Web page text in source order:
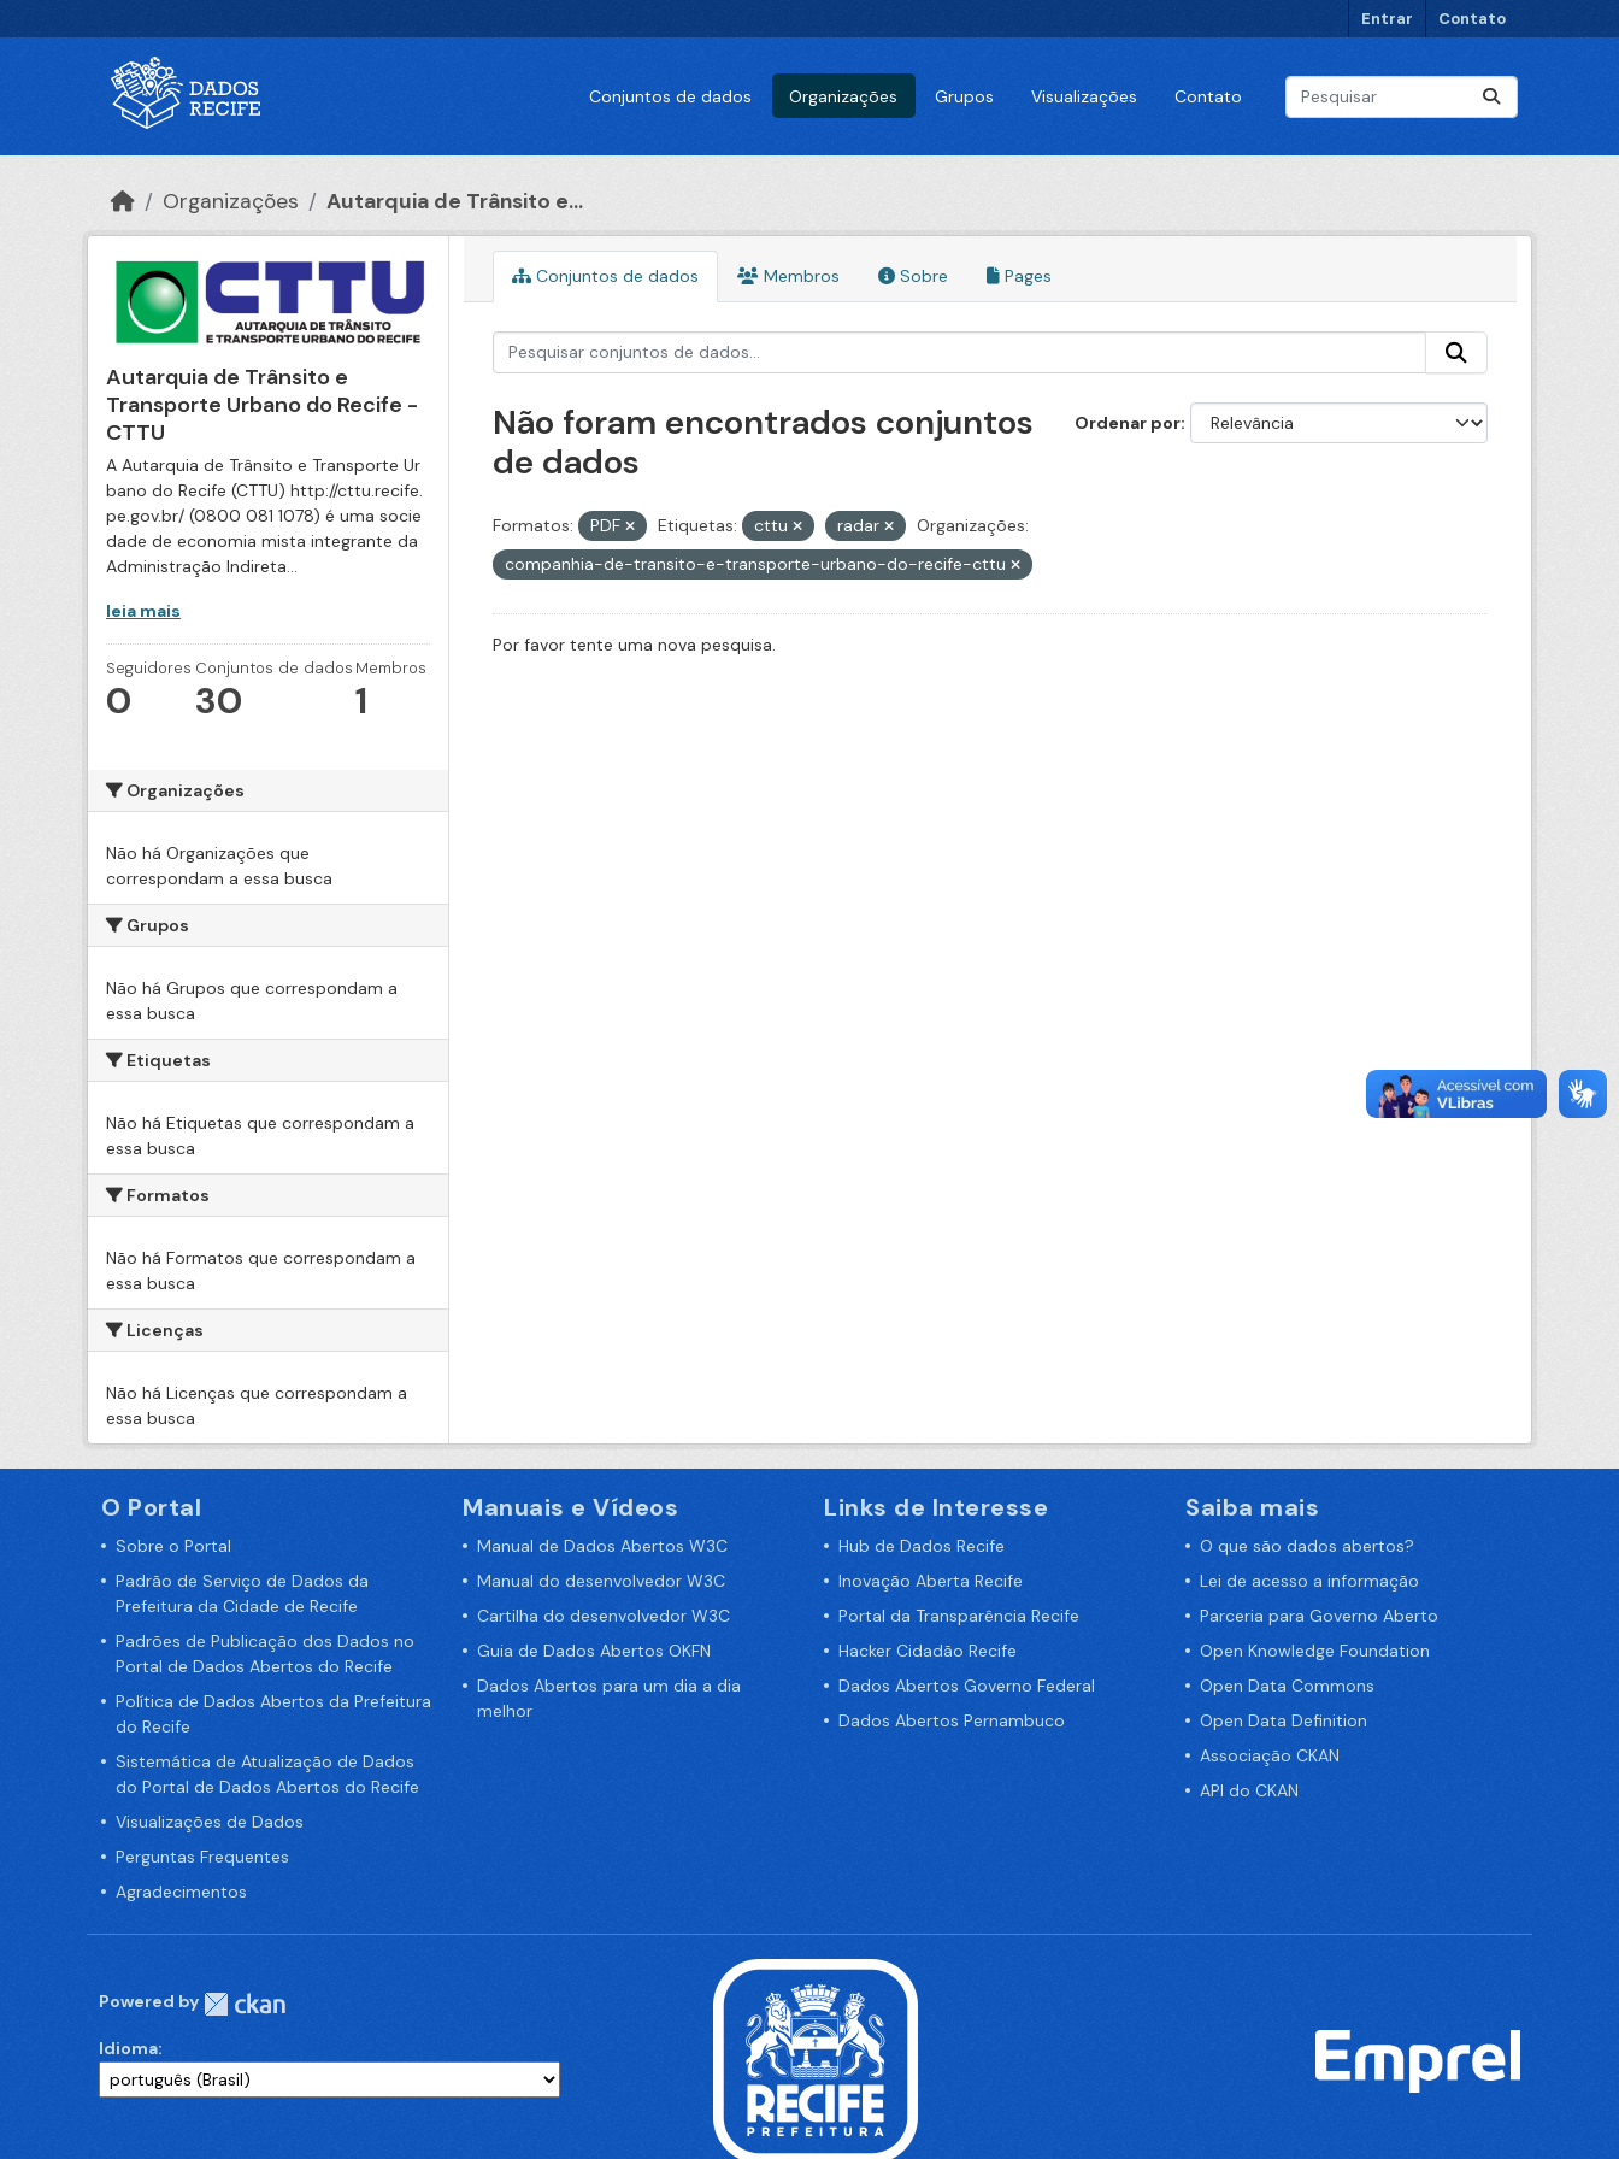
Entrar Contato
Conjuntos de dados Organizações Grupos Visualizações Contato
Organizações Autarquia de Trânsito e...
Autarquia de Trânsito e
Transporte Urbano do Recife -
CTTU
A Autarquia de Trânsito e Transporte Ur
bano do Recife (CTTU) http://cttu.recife.
pe.gov.br/ (0800 081 1078) é uma socie
dade de economia mista integrante da
Administração Indireta...
leia mais
Seguidores
0
Conjuntos de dados
30
Membros
1
Organizações
Não há Organizações que
correspondam a essa busca
Grupos
Não há Grupos que correspondam a
essa busca
Etiquetas
Não há Etiquetas que correspondam a
essa busca
Formatos
Não há Formatos que correspondam a
essa busca
Licenças
Não há Licenças que correspondam a
essa busca
Conjuntos de dados Membros Sobre Pages
Ordenar por
Não foram encontrados conjuntos
de dados
Formatos: PDF Etiquetas: cttu radar
Organizações:
companhia-de-transito-e-transporte-urbano-do-recife-cttu
Por favor tente uma nova pesquisa.
O Portal
Sobre o Portal
Padrão de Serviço de Dados da
Prefeitura da Cidade de Recife
Padrões de Publicação dos Dados no
Portal de Dados Abertos do Recife
Política de Dados Abertos da Prefeitura
do Recife
Sistemática de Atualização de Dados
do Portal de Dados Abertos do Recife
Visualizações de Dados
Perguntas Frequentes
Agradecimentos
Manuais e Vídeos
Manual de Dados Abertos W3C
Manual do desenvolvedor W3C
Cartilha do desenvolvedor W3C
Guia de Dados Abertos OKFN
Dados Abertos para um dia a dia
melhor
Links de Interesse
Hub de Dados Recife
Inovação Aberta Recife
Portal da Transparência Recife
Hacker Cidadão Recife
Dados Abertos Governo Federal
Dados Abertos Pernambuco
Saiba mais
O que são dados abertos?
Lei de acesso a informação
Parceria para Governo Aberto
Open Knowledge Foundation
Open Data Commons
Open Data Definition
Associação CKAN
API do CKAN
Powered by
Idioma